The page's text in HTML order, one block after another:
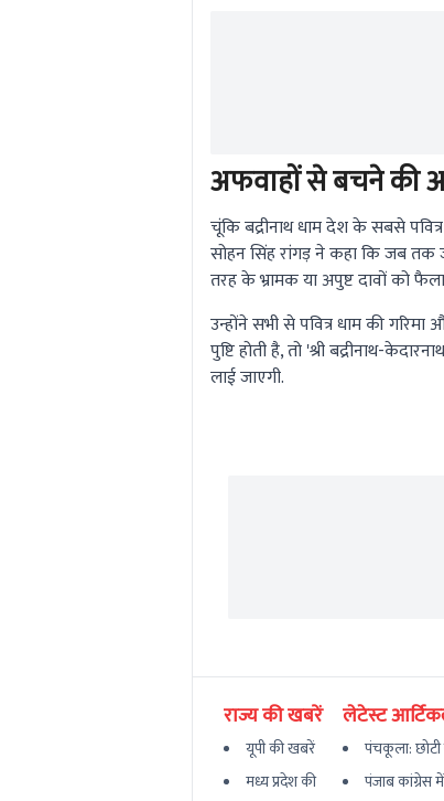
अफवाहों से बचने की
चूंकि बद्रीनाथ धाम देश के सबसे
सोहन सिंह रांगड़ ने कहा कि जब तक
तरह के भ्रामक या अपुष्ट दावों को
उन्होंने सभी से पवित्र धाम की
पुष्टि होती है, तो 'श्री बद्रीनाथ-
लाई जाएगी.
राज्य की खबरें
यूपी की खबरें
मध्य प्रदेश की
लेटेस्ट
पंचकूला: छोटी
पंजाब कांग्रेस